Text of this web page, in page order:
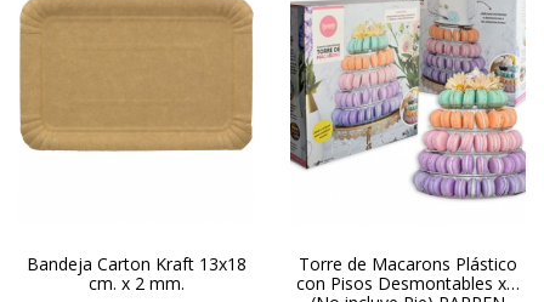
Bandeja Carton Kraft 13x18
cm. x 2 mm.
Torre de Macarons Plástico
con Pisos Desmontables x 5